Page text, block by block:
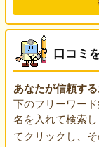
口コミ
あなたが信頼す
下のフリーワー
名を入れて検索
てクリックし、